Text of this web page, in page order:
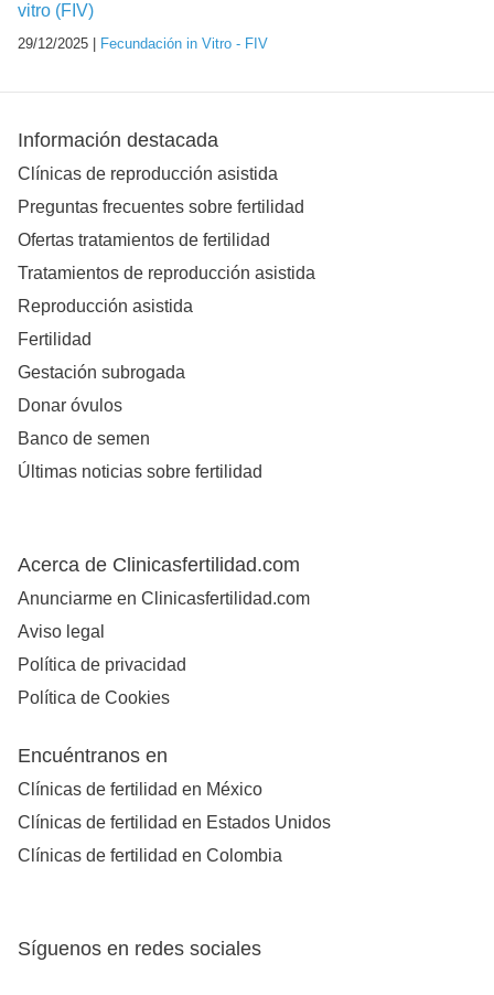
vitro (FIV)
29/12/2025 | Fecundación in Vitro - FIV
Información destacada
Clínicas de reproducción asistida
Preguntas frecuentes sobre fertilidad
Ofertas tratamientos de fertilidad
Tratamientos de reproducción asistida
Reproducción asistida
Fertilidad
Gestación subrogada
Donar óvulos
Banco de semen
Últimas noticias sobre fertilidad
Acerca de Clinicasfertilidad.com
Anunciarme en Clinicasfertilidad.com
Aviso legal
Política de privacidad
Política de Cookies
Encuéntranos en
Clínicas de fertilidad en México
Clínicas de fertilidad en Estados Unidos
Clínicas de fertilidad en Colombia
Síguenos en redes sociales